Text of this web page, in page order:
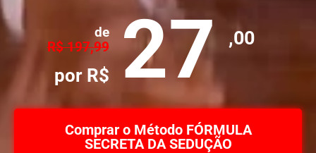
de
R$ 197,99
por R$ 27 ,00
Comprar o Método FÓRMULA
SECRETA DA SEDUÇÃO